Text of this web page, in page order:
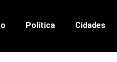
Política Cidades